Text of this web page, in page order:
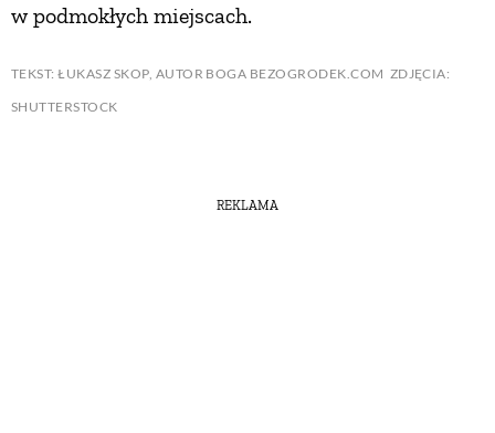
w podmokłych miejscach.
TEKST: ŁUKASZ SKOP, AUTOR BOGA BEZOGRODEK.COM ZDJĘCIA:
SHUTTERSTOCK
REKLAMA